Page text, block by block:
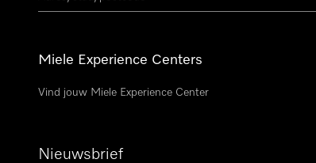
Miele Experience Centers
Vind jouw Miele Experience Center
Nieuwsbrief